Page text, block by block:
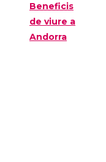
Beneficis
de viure a
Andorra